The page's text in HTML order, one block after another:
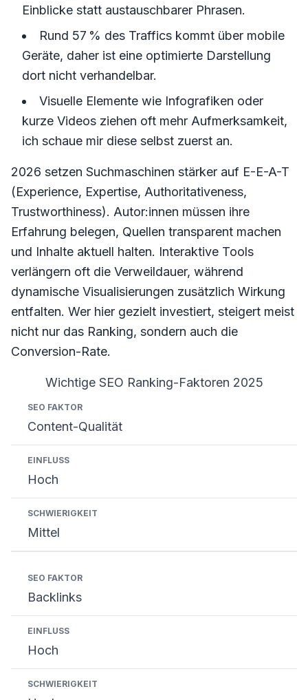
Einblicke statt austauschbarer Phrasen.
Rund 57 % des Traffics kommt über mobile
Geräte, daher ist eine optimierte Darstellung
dort nicht verhandelbar.
Visuelle Elemente wie Infografiken oder
kurze Videos ziehen oft mehr Aufmerksamkeit,
ich schaue mir diese selbst zuerst an.
2026 setzen Suchmaschinen stärker auf E-E-A-T
(Experience, Expertise, Authoritativeness,
Trustworthiness). Autor:innen müssen ihre
Erfahrung belegen, Quellen transparent machen
und Inhalte aktuell halten. Interaktive Tools
verlängern oft die Verweildauer, während
dynamische Visualisierungen zusätzlich Wirkung
entfalten. Wer hier gezielt investiert, steigert meist
nicht nur das Ranking, sondern auch die
Conversion-Rate.
Wichtige SEO Ranking-Faktoren 2025
SEO FaktorEinfluss
Content-Qualität
Hoch
Mittel
Backlinks
Hoch